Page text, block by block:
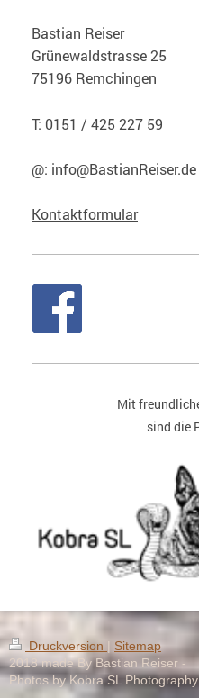
Bastian Reiser
Grünewaldstrasse 25
75196 Remchingen
T: 0151 / 425 227 59
@: info@BastianReiser.de
Kontaktformular
Mit
sind die
Druckversion
Sitemap
2018 made By Bastian Reiser -
Photos by Kobra SL Photography